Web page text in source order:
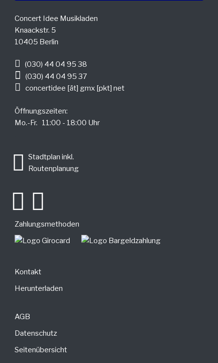
Concert Idee Musikladen
Knaackstr. 5
10405 Berlin
(030) 44 04 95 38
(030) 44 04 95 37
concertidee [ät] gmx [pkt] net
Öffnungszeiten:
Mo.-Fr. 11:00 - 18:00 Uhr
Stadtplan inkl.
Routenplanung
Zahlungsmethoden
Kontakt
Herunterladen
AGB
Datenschutz
Seitenübersicht